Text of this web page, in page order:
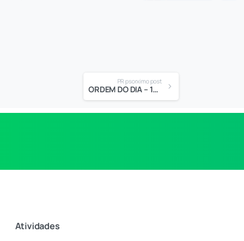
PR psorximo post
ORDEM DO DIA – 12ª SESSÃO EXTRAORDINÁRIA
Atividades